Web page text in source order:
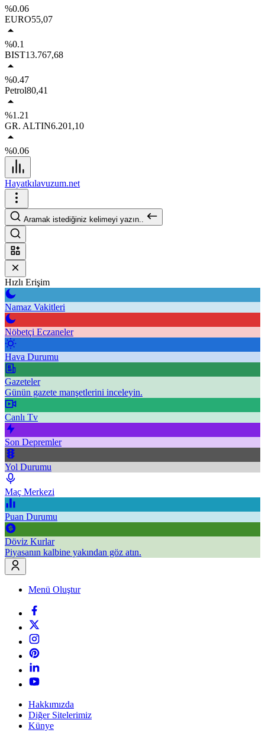
%0.06
EURO55,07
%0.1
BIST13.767,68
%0.47
Petrol80,41
%1.21
GR. ALTIN6.201,10
%0.06
Hayatkılavuzum.net
Aramak istediğiniz kelimeyi yazın..
Hızlı Erişim
Namaz Vakitleri
Nöbetçi Eczaneler
Hava Durumu
Gazeteler
Günün gazete manşetlerini inceleyin.
Canlı Tv
Son Depremler
Yol Durumu
Maç Merkezi
Puan Durumu
Döviz Kurlar
Piyasanın kalbine yakından göz atın.
Menü Oluştur
Hakkımızda
Diğer Sitelerimiz
Künye